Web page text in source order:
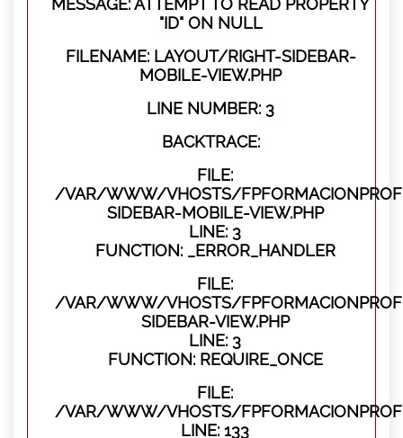
"ID" ON NULL
FILENAME: LAYOUT/RIGHT-SIDEBAR-
MOBILE-VIEW.PHP
LINE NUMBER: 3
BACKTRACE:
FILE:
/VAR/WWW/VHOSTS/
SIDEBAR-MOBILE-VIEW.PHP
LINE: 3
FUNCTION: _ERROR_HANDLER
FILE:
/VAR/WWW/VHOSTS/
SIDEBAR-VIEW.PHP
LINE: 3
FUNCTION: REQUIRE_ONCE
FILE:
/VAR/WWW/VHOSTS/
LINE: 133